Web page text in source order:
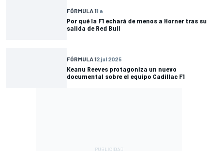
FÓRMULA 11 a
Por qué la F1 echará de menos a Horner tras su
salida de Red Bull
FÓRMULA 12 jul 2025
Keanu Reeves protagoniza un nuevo
documental sobre el equipo Cadillac F1